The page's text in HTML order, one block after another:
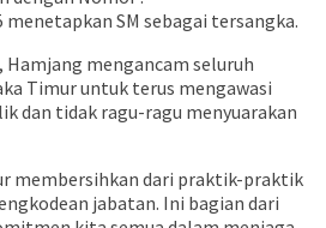
menetapkan SM sebagai tersangka.
mengancam seluruh
Timur untuk terus mengawasi
dan tidak ragu-ragu menyuarakan
membersihkan dari praktik-praktik
jabatan. Ini bagian dari